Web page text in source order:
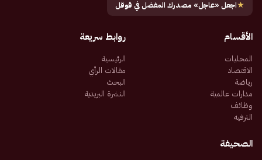
★اجعل «عاجل» مصدرك المفضل في قوقل
الأقسام
المحليات
الاقتصاد
رياضة
مدارات عالمية
وظائف
الترفيه
روابط سريعة
الرئيسية
مقالات الرأي
البحث
النشرة البريدية
الصحيفة